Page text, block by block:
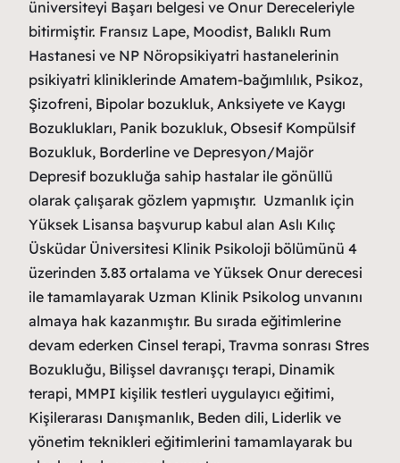
üniversiteyi Başarı belgesi ve Onur Dereceleriyle
bitirmiştir. Fransız Lape, Moodist, Balıklı Rum
Hastanesi ve NP Nöropsikiyatri hastanelerinin
psikiyatri kliniklerinde Amatem-bağımlılık, Psikoz,
Şizofreni, Bipolar bozukluk, Anksiyete ve Kaygı
Bozuklukları, Panik bozukluk, Obsesif Kompülsif
Bozukluk, Borderline ve Depresyon/Majör
Depresif bozukluğa sahip hastalar ile gönüllü
olarak çalışarak gözlem yapmıştır. Uzmanlık için
Yüksek Lisansa başvurup kabul alan Aslı Kılıç
Üsküdar Üniversitesi Klinik Psikoloji bölümünü 4
üzerinden 3.83 ortalama ve Yüksek Onur derecesi
ile tamamlayarak Uzman Klinik Psikolog unvanını
almaya hak kazanmıştır. Bu sırada eğitimlerine
devam ederken Cinsel terapi, Travma sonrası Stres
Bozukluğu, Bilişsel davranışçı terapi, Dinamik
terapi, MMPI kişilik testleri uygulayıcı eğitimi,
Kişilerarası Danışmanlık, Beden dili, Liderlik ve
yönetim teknikleri eğitimlerini tamamlayarak bu